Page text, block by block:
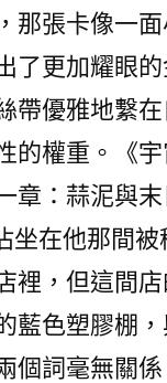
那張卡像一
了更加耀眼
帶優雅地繫
的權重。《
章：蒜泥與
坐在他那間被
裡，但這間
藍色塑膠棚，
個詞毫無關